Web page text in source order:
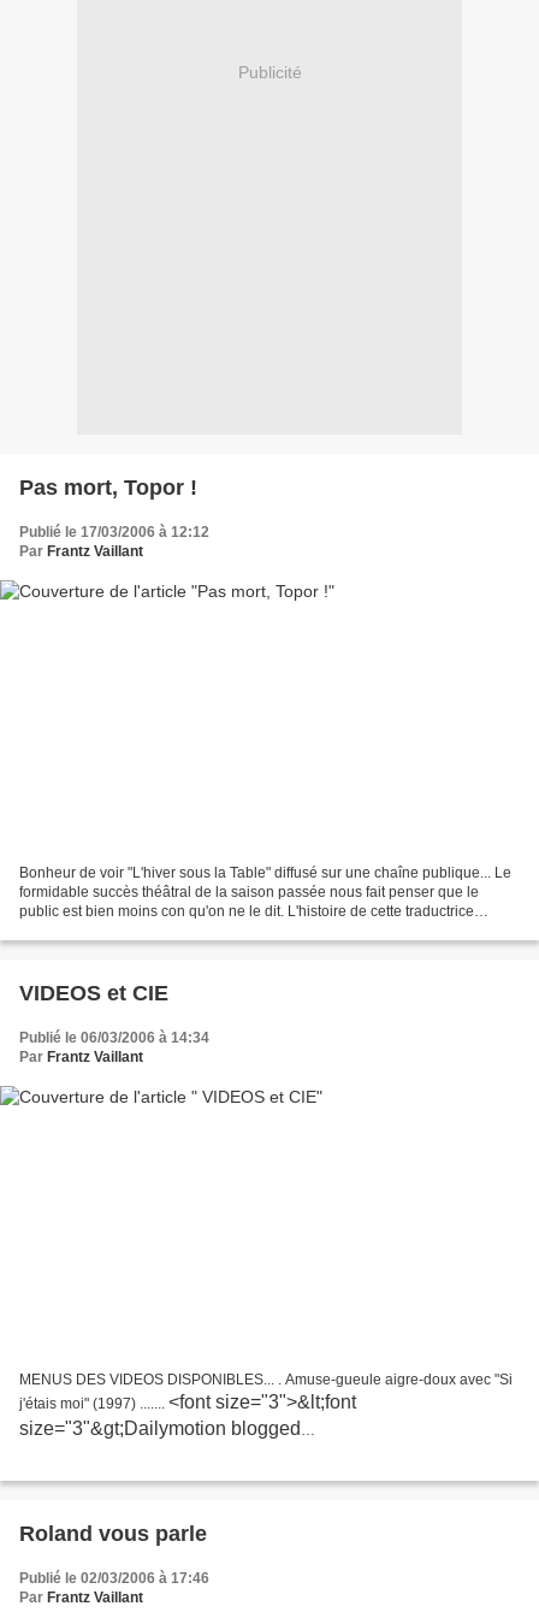
Publicité
Pas mort, Topor !
Publié le 17/03/2006 à 12:12
Par Frantz Vaillant
Bonheur de voir "L'hiver sous la Table" diffusé sur une chaîne publique... Le
formidable succès théâtral de la saison passée nous fait penser que le
public est bien moins con qu'on ne le dit. L'histoire de cette traductrice
VIDEOS et CIE
Publié le 06/03/2006 à 14:34
Par Frantz Vaillant
MENUS DES VIDEOS DISPONIBLES... . Amuse-gueule aigre-doux avec "Si
j'étais moi" (1997) ....... <font size="3">&lt;font
size="3"&gt;Dailymotion blogged
Roland vous parle
Publié le 02/03/2006 à 17:46
Par Frantz Vaillant